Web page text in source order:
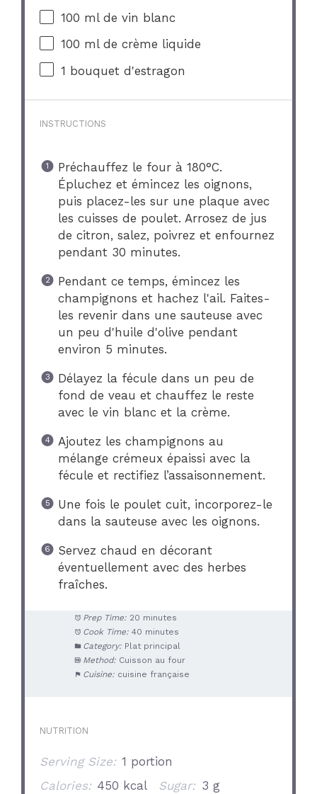
100 ml de vin blanc
100 ml de crème liquide
1 bouquet d'estragon
INSTRUCTIONS
Préchauffez le four à 180°C.
Épluchez et émincez les oignons,
puis placez-les sur une plaque avec
les cuisses de poulet. Arrosez de jus
de citron, salez, poivrez et enfournez
pendant 30 minutes.
Pendant ce temps, émincez les
champignons et hachez l'ail. Faites-
les revenir dans une sauteuse avec
un peu d'huile d'olive pendant
environ 5 minutes.
Délayez la fécule dans un peu de
fond de veau et chauffez le reste
avec le vin blanc et la crème.
Ajoutez les champignons au
mélange crémeux épaissi avec la
fécule et rectifiez l’assaisonnement.
Une fois le poulet cuit, incorporez-le
dans la sauteuse avec les oignons.
Servez chaud en décorant
éventuellement avec des herbes
fraîches.
Prep Time: 20 minutes
Cook Time: 40 minutes
Category: Plat principal
Method: Cuisson au four
Cuisine: cuisine française
NUTRITION
Serving Size: 1 portion
Calories: 450 kcal Sugar: 3 g